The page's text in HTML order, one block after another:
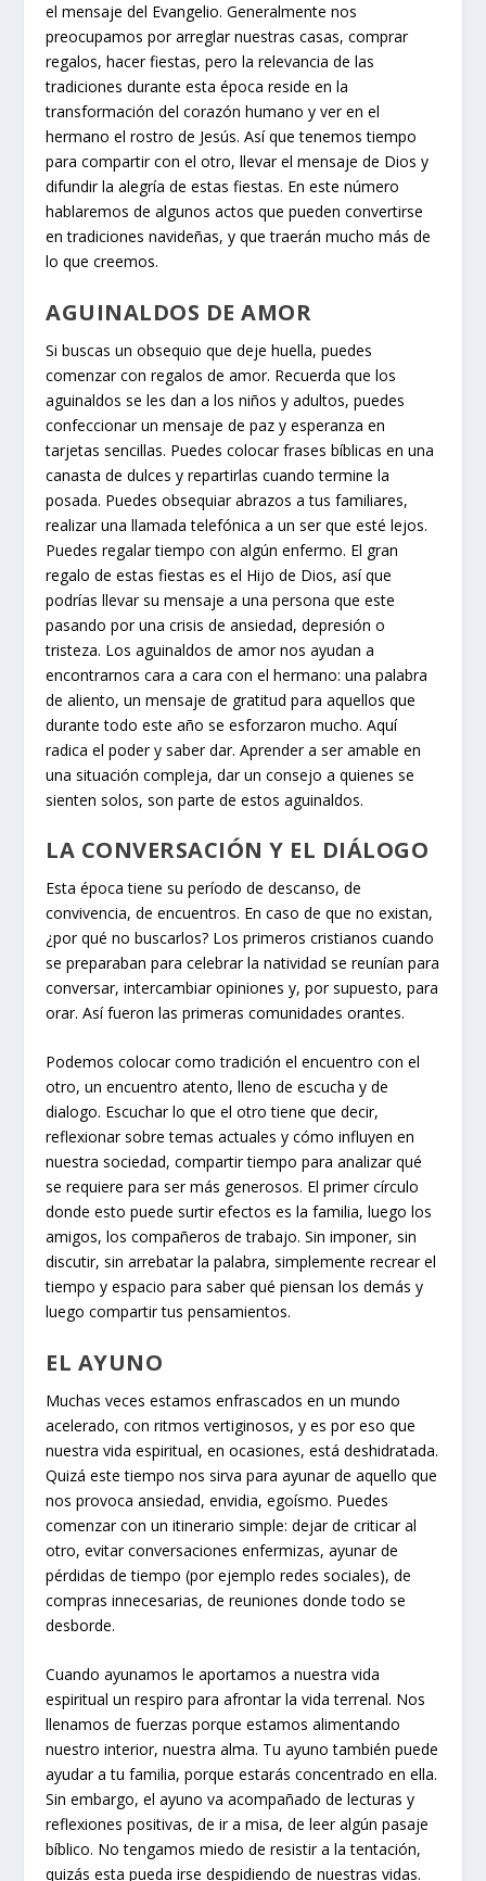
el mensaje del Evangelio. Generalmente nos
preocupamos por arreglar nuestras casas, comprar
regalos, hacer fiestas, pero la relevancia de las
tradiciones durante esta época reside en la
transformación del corazón humano y ver en el
hermano el rostro de Jesús. Así que tenemos tiempo
para compartir con el otro, llevar el mensaje de Dios y
difundir la alegría de estas fiestas. En este número
hablaremos de algunos actos que pueden convertirse
en tradiciones navideñas, y que traerán mucho más de
lo que creemos.
AGUINALDOS DE AMOR
Si buscas un obsequio que deje huella, puedes
comenzar con regalos de amor. Recuerda que los
aguinaldos se les dan a los niños y adultos, puedes
confeccionar un mensaje de paz y esperanza en
tarjetas sencillas. Puedes colocar frases bíblicas en una
canasta de dulces y repartirlas cuando termine la
posada. Puedes obsequiar abrazos a tus familiares,
realizar una llamada telefónica a un ser que esté lejos.
Puedes regalar tiempo con algún enfermo. El gran
regalo de estas fiestas es el Hijo de Dios, así que
podrías llevar su mensaje a una persona que este
pasando por una crisis de ansiedad, depresión o
tristeza. Los aguinaldos de amor nos ayudan a
encontrarnos cara a cara con el hermano: una palabra
de aliento, un mensaje de gratitud para aquellos que
durante todo este año se esforzaron mucho. Aquí
radica el poder y saber dar. Aprender a ser amable en
una situación compleja, dar un consejo a quienes se
sienten solos, son parte de estos aguinaldos.
LA CONVERSACIÓN Y EL DIÁLOGO
Esta época tiene su período de descanso, de
convivencia, de encuentros. En caso de que no existan,
¿por qué no buscarlos? Los primeros cristianos cuando
se preparaban para celebrar la natividad se reunían para
conversar, intercambiar opiniones y, por supuesto, para
orar. Así fueron las primeras comunidades orantes.
Podemos colocar como tradición el encuentro con el
otro, un encuentro atento, lleno de escucha y de
dialogo. Escuchar lo que el otro tiene que decir,
reflexionar sobre temas actuales y cómo influyen en
nuestra sociedad, compartir tiempo para analizar qué
se requiere para ser más generosos. El primer círculo
donde esto puede surtir efectos es la familia, luego los
amigos, los compañeros de trabajo. Sin imponer, sin
discutir, sin arrebatar la palabra, simplemente recrear el
tiempo y espacio para saber qué piensan los demás y
luego compartir tus pensamientos.
EL AYUNO
Muchas veces estamos enfrascados en un mundo
acelerado, con ritmos vertiginosos, y es por eso que
nuestra vida espiritual, en ocasiones, está deshidratada.
Quizá este tiempo nos sirva para ayunar de aquello que
nos provoca ansiedad, envidia, egoísmo. Puedes
comenzar con un itinerario simple: dejar de criticar al
otro, evitar conversaciones enfermizas, ayunar de
pérdidas de tiempo (por ejemplo redes sociales), de
compras innecesarias, de reuniones donde todo se
desborde.
Cuando ayunamos le aportamos a nuestra vida
espiritual un respiro para afrontar la vida terrenal. Nos
llenamos de fuerzas porque estamos alimentando
nuestro interior, nuestra alma. Tu ayuno también puede
ayudar a tu familia, porque estarás concentrado en ella.
Sin embargo, el ayuno va acompañado de lecturas y
reflexiones positivas, de ir a misa, de leer algún pasaje
bíblico. No tengamos miedo de resistir a la tentación,
quizás esta pueda irse despidiendo de nuestras vidas.